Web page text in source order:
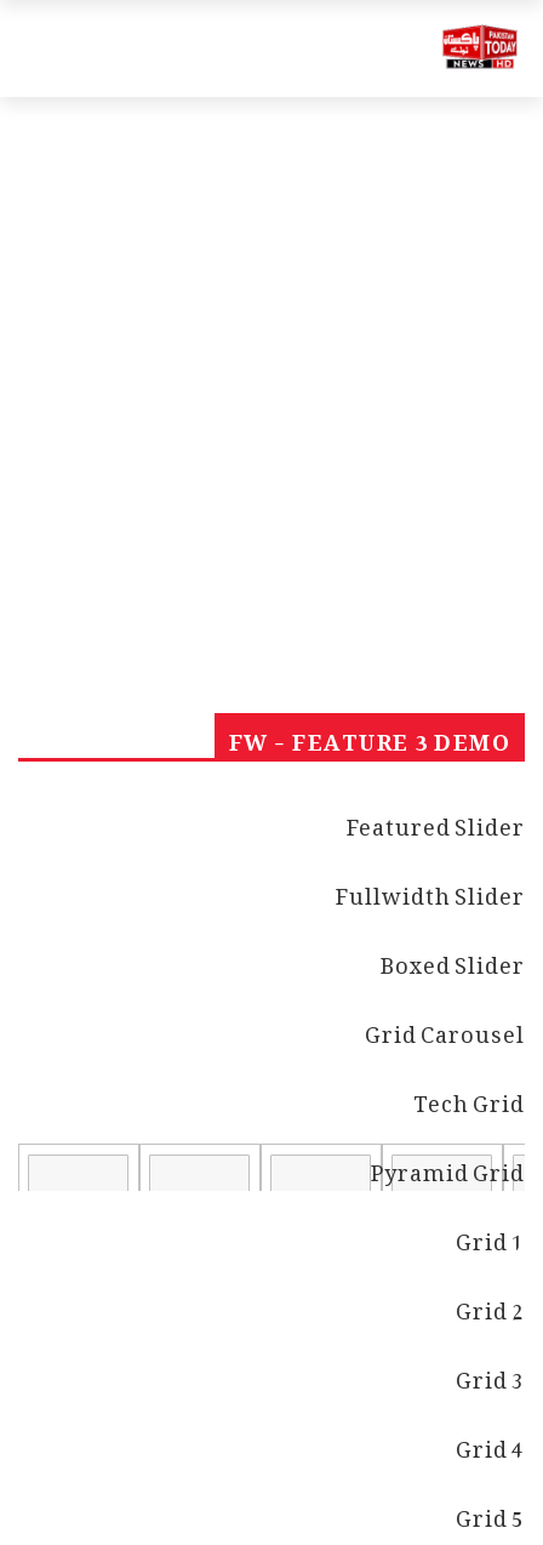
FW - FEATURE 3 DEMO
Featured Slider
Fullwidth Slider
Boxed Slider
Grid Carousel
Tech Grid
Pyramid Grid
Grid 1
Grid 2
Grid 3
Grid 4
Grid 5